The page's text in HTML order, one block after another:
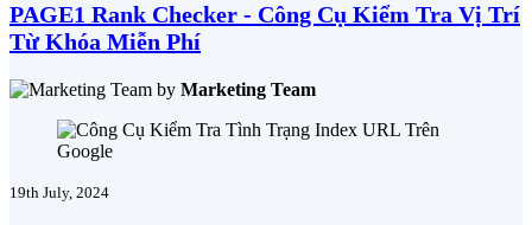
PAGE1 Rank Checker - Công Cụ Kiểm Tra Vị Trí
Từ Khóa Miễn Phí
by Marketing Team
19th July, 2024